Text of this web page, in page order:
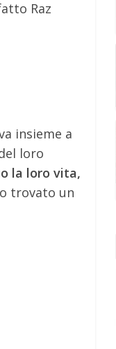
Raz
insieme a
loro
la loro vita,
trovato un